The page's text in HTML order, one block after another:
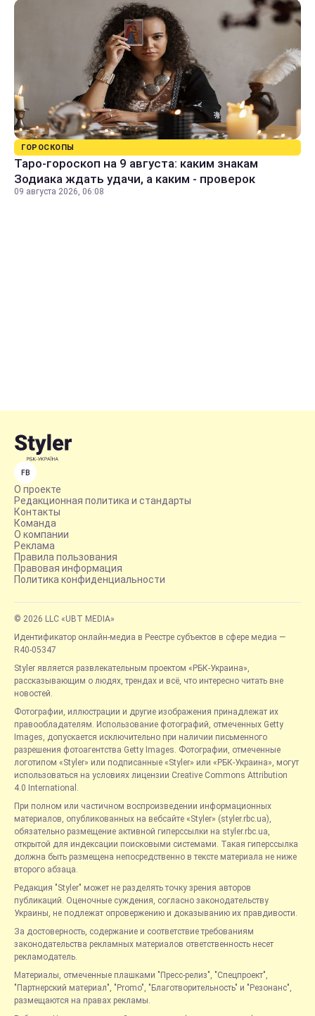
ГОРОСКОПЫ
Таро-гороскоп на 9 августа: каким знакам
Зодиака ждать удачи, а каким - проверок
09 августа 2026, 06:08
FB
О проекте
Редакционная политика и стандарты
Контакты
Команда
О компании
Реклама
Правила пользования
Правовая информация
Политика конфиденциальности
© 2026 LLC «UBT MEDIA»
Идентификатор онлайн-медиа в Реестре субъектов в сфере медиа —
R40-05347
Styler является развлекательным проектом «РБК-Украина»,
рассказывающим о людях, трендах и всё, что интересно читать вне
новостей.
Фотографии, иллюстрации и другие изображения принадлежат их
правообладателям. Использование фотографий, отмеченных Getty
Images, допускается исключительно при наличии письменного
разрешения фотоагентства Getty Images. Фотографии, отмеченные
логотипом «Styler» или подписанные «Styler» или «РБК-Украина», могут
использоваться на условиях лицензии Creative Commons Attribution
4.0 International.
При полном или частичном воспроизведении информационных
материалов, опубликованных на вебсайте «Styler» (styler.rbc.ua),
обязательно размещение активной гиперссылки на styler.rbc.ua,
открытой для индексации поисковыми системами. Такая гиперссылка
должна быть размещена непосредственно в тексте материала не ниже
второго абзаца.
Редакция "Styler" может не разделять точку зрения авторов
публикаций. Оценочные суждения, согласно законодательству
Украины, не подлежат опровержению и доказыванию их правдивости.
За достоверность, содержание и соответствие требованиям
законодательства рекламных материалов ответственность несет
рекламодатель.
Материалы, отмеченные плашками "Пресс-релиз", "Спецпроект",
"Партнерский материал", "Promo", "Благотворительность" и "Резонанс",
размещаются на правах рекламы.